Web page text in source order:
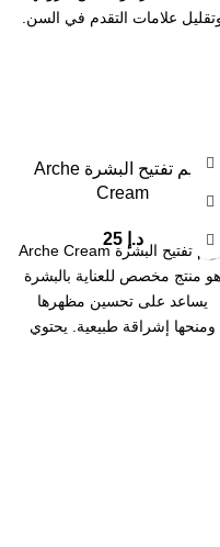
علامات التقدم في السن.
كريم تفتيح البشرة Arche
Cream
د.إ 25
كريم تفتيح البشرة Arche Cream
هو منتج مخصص للعناية بالبشرة
يساعد على تحسين مظهرها
ومنحها إشراقة طبيعية. يحتوي